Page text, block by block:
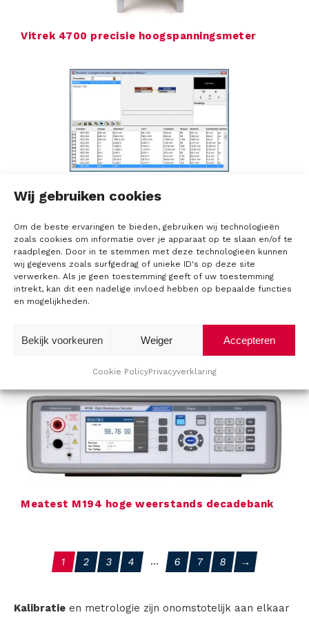
Wij gebruiken cookies
Om de beste ervaringen te bieden, gebruiken wij technologieën
zoals cookies om informatie over je apparaat op te slaan en/of te
raadplegen. Door in te stemmen met deze technologieën kunnen
wij gegevens zoals surfgedrag of unieke ID's op deze site
verwerken. Als je geen toestemming geeft of uw toestemming
intrekt, kan dit een nadelige invloed hebben op bepaalde functies
en mogelijkheden.
Accepteren
Weiger
Bekijk voorkeuren
Cookie PolicyPrivacyverklaring
Vitrek 4700 precisie hoogspanningsmeter
geautomatiseerde kalibraties
Meatest M194 hoge weerstands decadebank
1 2 3 4 … 6 7 8 →
Kalibratie en metrologie zijn onomstotelijk aan elkaar